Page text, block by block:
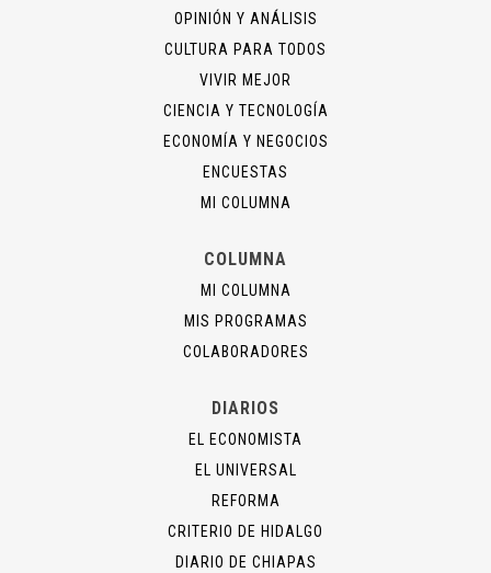
OPINIÓN Y ANÁLISIS
CULTURA PARA TODOS
VIVIR MEJOR
CIENCIA Y TECNOLOGÍA
ECONOMÍA Y NEGOCIOS
ENCUESTAS
MI COLUMNA
COLUMNA
MI COLUMNA
MIS PROGRAMAS
COLABORADORES
DIARIOS
EL ECONOMISTA
EL UNIVERSAL
REFORMA
CRITERIO DE HIDALGO
DIARIO DE CHIAPAS